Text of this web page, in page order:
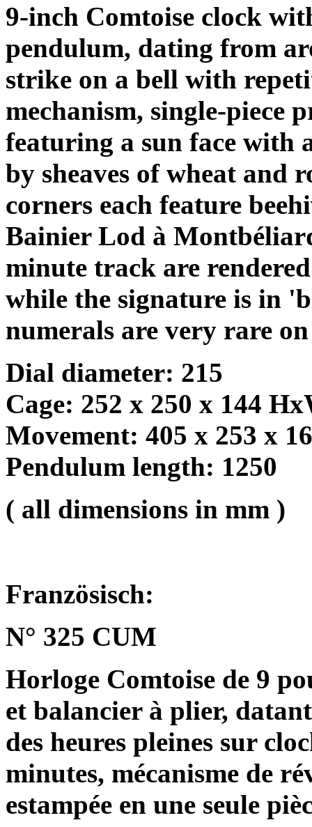
9-inch Comtoise clock
pendulum, dating from
strike on a bell with
mechanism, single-piece
featuring a sun face with
by sheaves of wheat and
corners each feature
Bainier Lod à
minute track are
while the signature is in
numerals are very rare
Dial diameter: 215
Cage: 252 x 250 x 144
Movement: 405 x 253 x
Pendulum length: 1250
( all dimensions in mm )
Französisch:
N° 325 CUM
Horloge Comtoise de 9
et balancier à plier,
des heures pleines sur
minutes, mécanisme de
estampée en une seule